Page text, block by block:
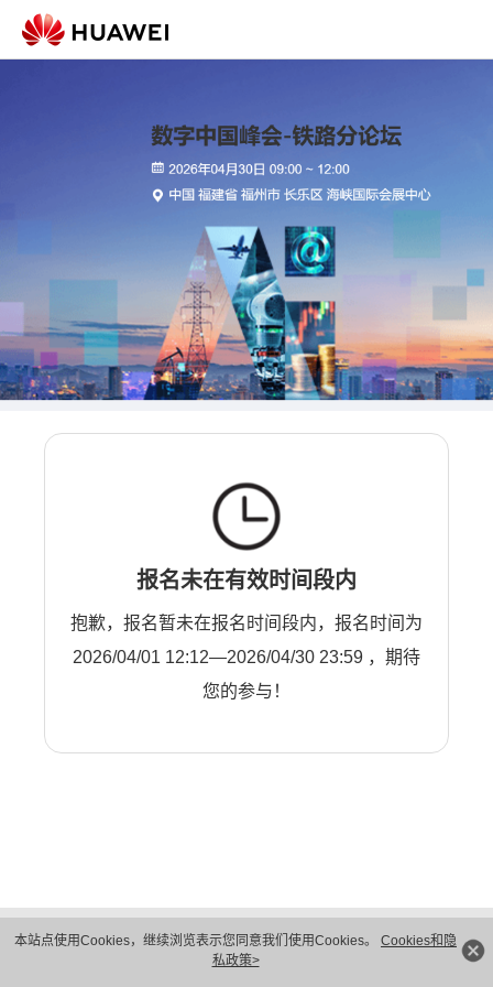
本站点使用Cookies，继续浏览表示您同意我们使用Cookies。 Cookies和隐
私政策>
报名未在有效时间段内
抱歉，报名暂未在报名时间段内，报名时间为
2026/04/01 12:12—2026/04/30 23:59 ，期待
您的参与！
隐私保护
法律声明